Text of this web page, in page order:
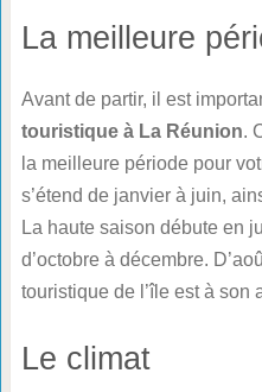
La meilleure
Avant de partir, il est
touristique à La Réunion.
la meilleure période pour
s’étend de janvier à juin,
La haute saison débute en
d’octobre à décembre.
touristique de l’île est à son
Le climat